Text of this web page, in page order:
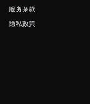
服务条款
隐私政策